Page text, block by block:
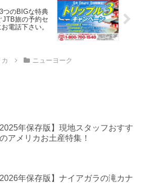
つのBIGな特典
旅の予約セ
電話下さい。
ニューヨーク
2025年保存版】現地スタッフおすす
アメリカお土産特集！
2026年保存版】ナイアガラの滝カナ